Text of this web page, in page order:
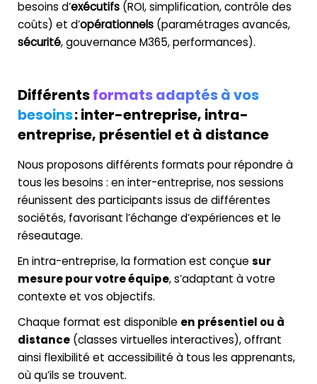
besoins d’exécutifs (ROI, simplification, contrôle des
coûts) et d’opérationnels (paramétrages avancés,
sécurité, gouvernance M365, performances).
Différents formats adaptés à vos
besoins: inter-entreprise, intra-
entreprise, présentiel et à distance
Nous proposons différents formats pour répondre à
tous les besoins : en inter-entreprise, nos sessions
réunissent des participants issus de différentes
sociétés, favorisant l’échange d’expériences et le
réseautage.
En intra-entreprise, la formation est conçue sur
mesure pour votre équipe, s’adaptant à votre
contexte et vos objectifs.
Chaque format est disponible en présentiel ou à
distance (classes virtuelles interactives), offrant
ainsi flexibilité et accessibilité à tous les apprenants,
où qu’ils se trouvent.